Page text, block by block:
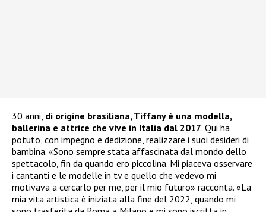
30 anni, di origine brasiliana, Tiffany è una modella,
ballerina e attrice che vive in Italia dal 2017. Qui ha
potuto, con impegno e dedizione, realizzare i suoi desideri di
bambina. «Sono sempre stata affascinata dal mondo dello
spettacolo, fin da quando ero piccolina. Mi piaceva osservare
i cantanti e le modelle in tv e quello che vedevo mi
motivava a cercarlo per me, per il mio futuro» racconta. «La
mia vita artistica è iniziata alla fine del 2022, quando mi